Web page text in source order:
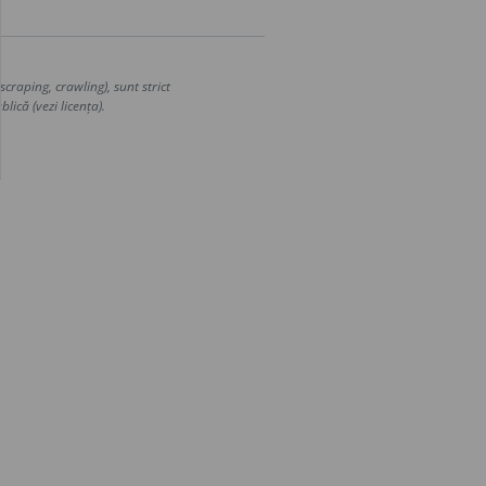
crawling), sunt strict
(vezi licența).